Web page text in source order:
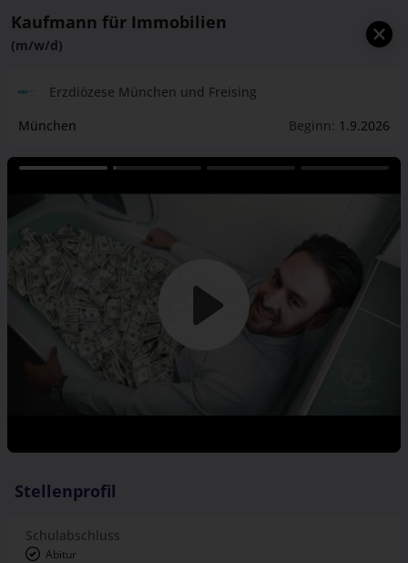
Kaufmann für Immobilien
(m/w/d)
Erzdiözese München und Freising
München
Beginn: 1.9.2026
Stellenprofil
Schulabschluss
Abitur